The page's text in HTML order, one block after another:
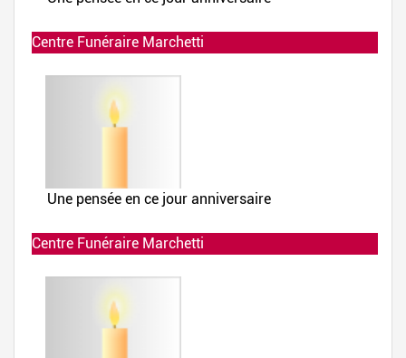
Centre Funéraire Marchetti
Centre Funéraire Marchetti